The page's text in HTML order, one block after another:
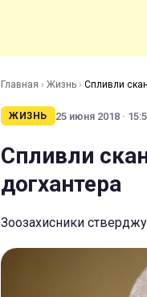
Главная › Жизнь › Спливли
ЖИЗНЬ 25 июня 2018 ·
Спливли
догхантера
Зоозахисники